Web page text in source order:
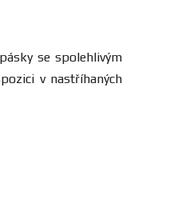
se spolehlivým
v nastříhaných